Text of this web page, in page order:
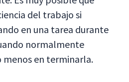
del trabajo si
en una tarea durante
normalmente
menos en terminarla.